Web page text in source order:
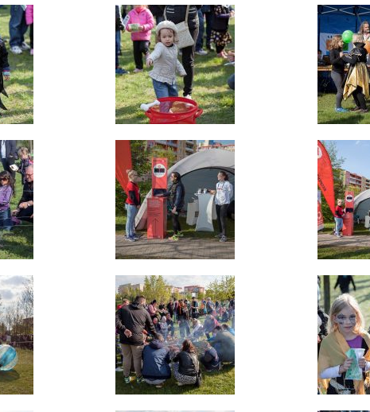
nebo naši partneři,
abychom Vám
mohli zobrazit
vhodné obsahy
nebo reklamy jak na
našich stránkách,
tak na stránkách
třetích subjektů.
Díky tomu můžeme
vytvářet profily
zájmech, tak zvané
profily. Na základě
těchto informací
není zpravidla
možná
bezprostřední
identifikace Vaší
osoby, protože jsou
používány pouze
pseudonymizované
údaje. Pokud
nevyjádříte
souhlas, nebudete
příjemcem obsahů
a reklam
přizpůsobených
Vašim zájmům.